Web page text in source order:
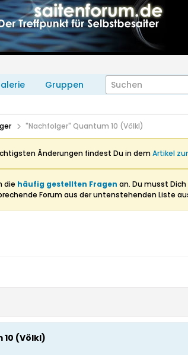
Gruppen
"Nachfolger" Quantum 10 (Völkl)
Änderungen findest Du in demArtikel
die häufig gestellten Fragen an. Du musst
Forum aus der untenstehenden Liste
(Völkl)